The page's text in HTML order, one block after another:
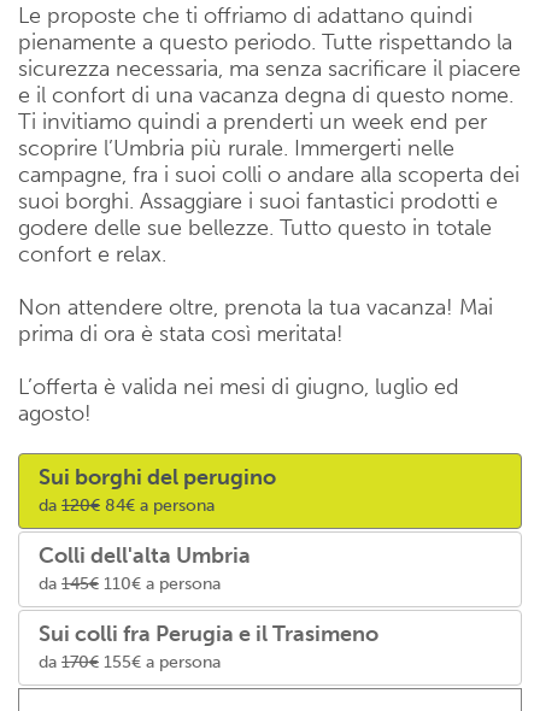
Le proposte che ti offriamo di adattano quindi
pienamente a questo periodo. Tutte rispettando la
sicurezza necessaria, ma senza sacrificare il piacere
e il confort di una vacanza degna di questo nome.
Ti invitiamo quindi a prenderti un week end per
scoprire l’Umbria più rurale. Immergerti nelle
campagne, fra i suoi colli o andare alla scoperta dei
suoi borghi. Assaggiare i suoi fantastici prodotti e
godere delle sue bellezze. Tutto questo in totale
confort e relax.
Non attendere oltre, prenota la tua vacanza! Mai
prima di ora è stata così meritata!
L’offerta è valida nei mesi di giugno, luglio ed
agosto!
Sui borghi del perugino
da 120€ 84€ a persona
Colli dell'alta Umbria
da 145€ 110€ a persona
Sui colli fra Perugia e il Trasimeno
da 170€ 155€ a persona